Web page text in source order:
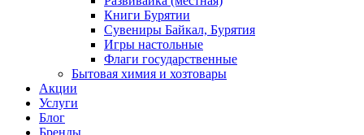
Книги Бурятии
Сувениры Байкал, Бурятия
Игры настольные
Флаги государственные
Бытовая химия и хозтовары
Акции
Услуги
Блог
Бренды